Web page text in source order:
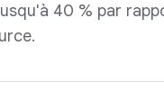
40 % par